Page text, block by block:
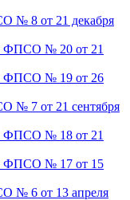
№ 8 от 21 декабря
ФПСО № 20 от 21
ФПСО № 19 от 26
№ 7 от 21 сентября
ФПСО № 18 от 21
ФПСО № 17 от 15
№ 6 от 13 апреля